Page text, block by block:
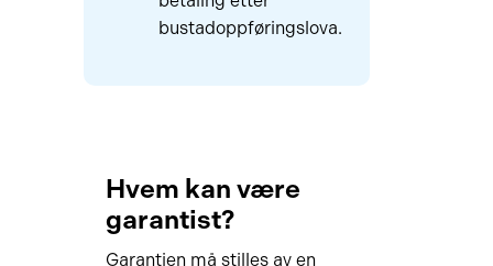
bustadoppføringslova.
Hvem kan være
garantist?
Garantien må stilles av en